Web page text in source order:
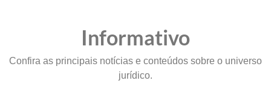
Informativo
Confira as principais notícias e conteúdos sobre o universo
jurídico.